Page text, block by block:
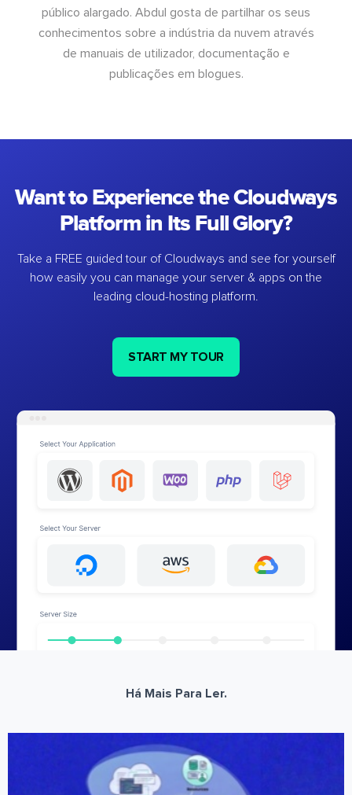
público alargado. Abdul gosta de partilhar os seus
conhecimentos sobre a indústria da nuvem através
de manuais de utilizador, documentação e
publicações em blogues.
Want to Experience the Cloudways
Platform in Its Full Glory?
Take a FREE guided tour of Cloudways and see for yourself
how easily you can manage your server & apps on the
leading cloud-hosting platform.
START MY TOUR
Há Mais Para Ler.